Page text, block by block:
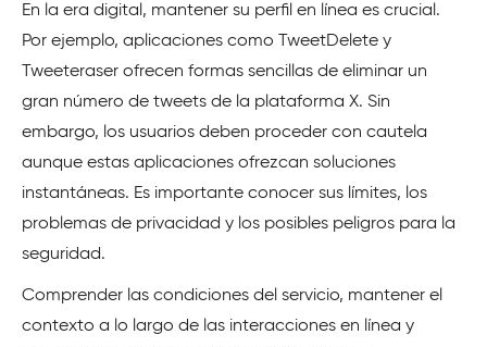
En la era digital, mantener su perfil en línea es crucial.
Por ejemplo, aplicaciones como TweetDelete y
Tweeteraser ofrecen formas sencillas de eliminar un
gran número de tweets de la plataforma X. Sin
embargo, los usuarios deben proceder con cautela
aunque estas aplicaciones ofrezcan soluciones
instantáneas. Es importante conocer sus límites, los
problemas de privacidad y los posibles peligros para la
seguridad.
Comprender las condiciones del servicio, mantener el
contexto a lo largo de las interacciones en línea y